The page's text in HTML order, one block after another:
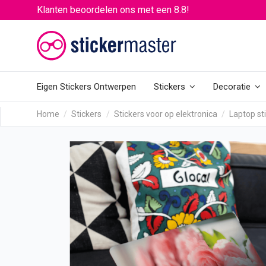
Klanten beoordelen ons met een 8.8!
Eigen Stickers Ontwerpen Stickers Decoratie
Home Stickers Stickers voor op elektronica Laptop